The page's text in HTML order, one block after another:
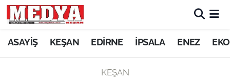
ASAYİŞ KEŞAN EDİRNE İPSALA ENEZ
KEŞAN
KEŞAN